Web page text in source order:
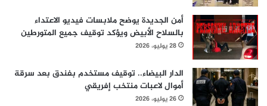
أمن الجديدة يوضح ملابسات فيديو الاعتداء
بالسلاح الأبيض ويؤكد توقيف جميع المتورطين
28 يوليو، 2026
الدار البيضاء.. توقيف مستخدم بفندق بعد سرقة
أموال لاعبات منتخب إفريقي
26 يوليو، 2026